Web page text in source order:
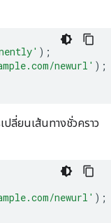
);
newurl' );
ปลี่ยนเส้นทางชั่วคราว
newurl' );